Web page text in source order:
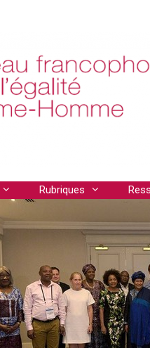
Rubriques